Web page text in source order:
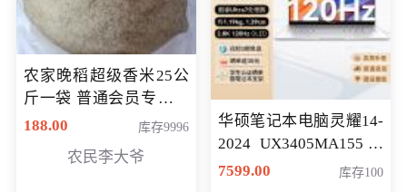
农家晚稻超级香米25公
斤一袋 普通会员专享价
格178元
188.00 库存9996
农民李大爷
华硕笔记本电脑灵耀14-
2024 UX3405MA155冰
川银 oled 智慧轻薄本 会
7599.00 库存100